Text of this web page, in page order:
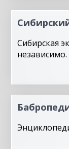
Сибирская
независимо.